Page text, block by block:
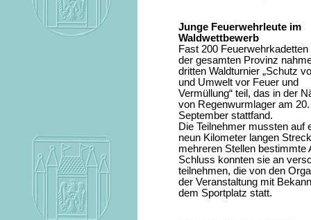
Junge Feuerwehrleute im
Waldwettbewerb
Fast 200 Feuerwehrkadetten
der gesamten Provinz
dritten Waldturnier „Schutz
und Umwelt vor Feuer und
Vermüllung“ teil, das in der
von Regenwurmlager am 20.
September stattfand.
Die Teilnehmer mussten auf
neun Kilometer langen
mehreren Stellen bestimmte
Schluss konnten sie an
teilnehmen, die von den
der Veranstaltung mit
dem Sportplatz statt.